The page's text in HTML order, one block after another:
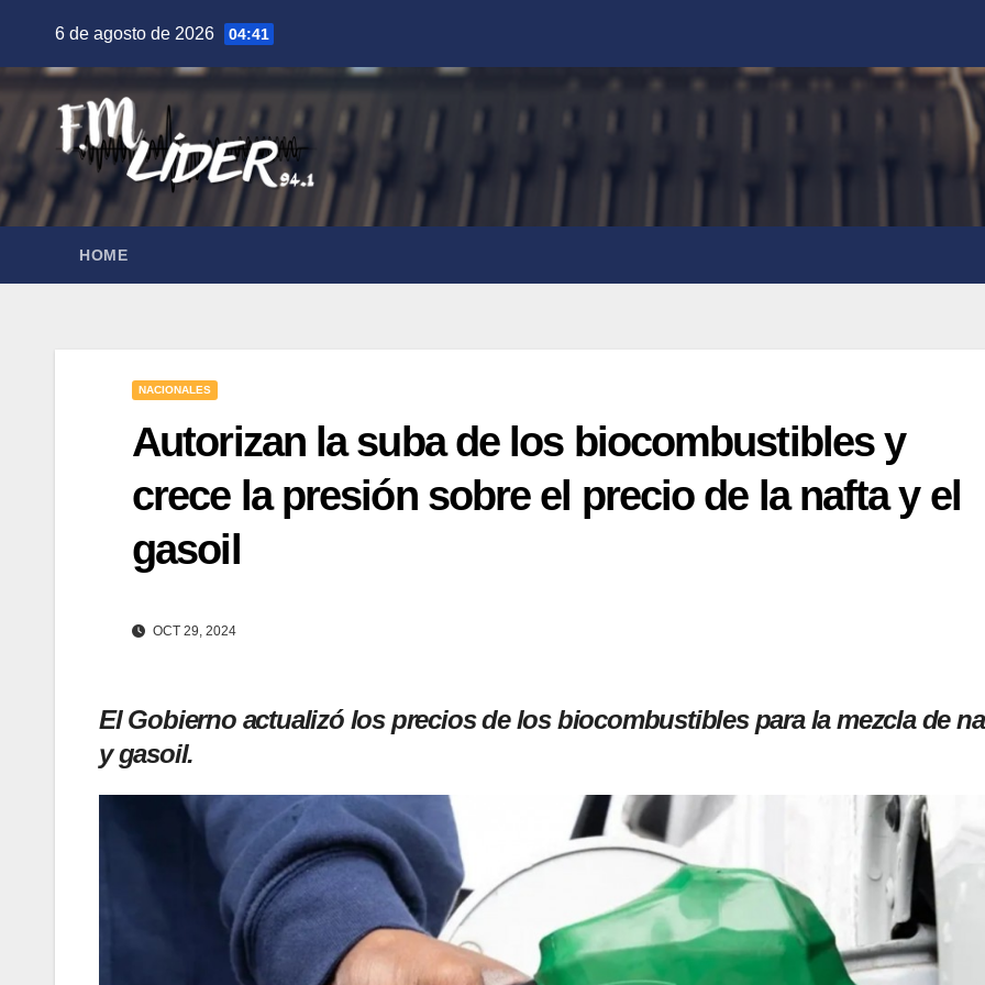
contenido
6 de agosto de 2026 04:41
HOME
NACIONALES
Autorizan la suba de los biocombustibles y
crece la presión sobre el precio de la nafta y el
gasoil
OCT 29, 2024
El Gobierno actualizó los precios de los biocombustibles para la mezcla de
y gasoil.